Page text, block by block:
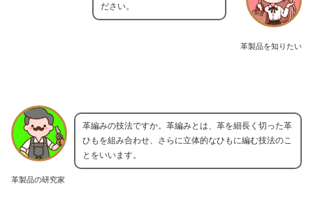
革製品を知りたい
ださい。
革製品の研究家
革編みの技法ですか。革編みとは、革を細長く切った革
ひもを組み合わせ、さらに立体的なひもに編む技法のこ
とをいいます。